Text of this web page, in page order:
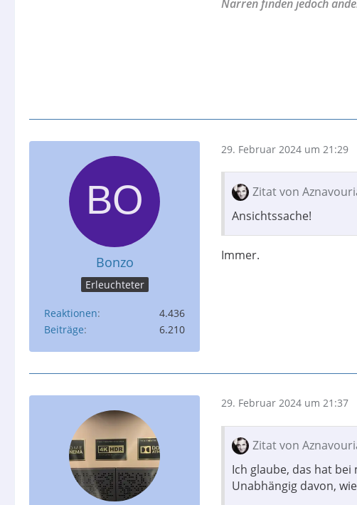
Narren finden jedoch
Bonzo
Erleuchteter
Reaktionen
4.436
Beiträge
6.210
29. Februar 2024 um 21:29
Zitat von
Ansichtssache!
Immer.
29. Februar 2024 um 21:37
Zitat von
Ich glaube, das hat
Unabhängig davon,